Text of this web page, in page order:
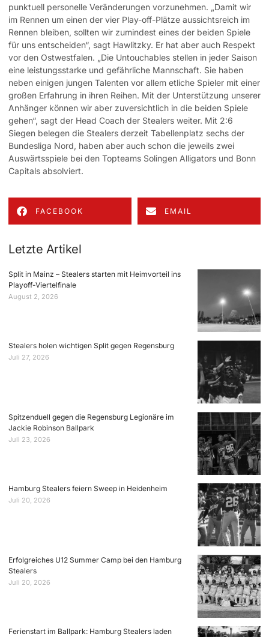
punktuell personelle Veränderungen vorzunehmen. „Damit wir
im Rennen um einen der vier Play-off-Plätze aussichtsreich im
Rennen bleiben, sollten wir zumindest eines der beiden Spiele
für uns entscheiden“, sagt Hawlitzky. Er hat aber auch Respekt
vor den Ostwestfalen. „Die Untouchables stellen in jeder Saison
eine leistungsstarke und gefährliche Mannschaft. Sie haben
neben einigen jungen Talenten vor allem etliche Spieler mit einer
großen Erfahrung in ihren Reihen. Mit der Unterstützung unserer
Anhänger können wir aber zuversichtlich in die beiden Spiele
gehen“, sagt der Head Coach der Stealers weiter. Mit 2:6
Siegen belegen die Stealers derzeit Tabellenplatz sechs der
Bundesliga Nord, haben aber auch schon die jeweils zwei
Auswärtsspiele bei den Topteams Solingen Alligators und Bonn
Capitals absolviert.
FACEBOOK EMAIL
Letzte Artikel
Split in Mainz – Stealers starten mit Heimvorteil ins
Playoff-Viertelfinale
August 2, 2026
Stealers holen wichtigen Split gegen Regensburg
Juli 27, 2026
Spitzenduell gegen die Regensburg Legionäre im
Jackie Robinson Ballpark
Juli 23, 2026
Hamburg Stealers feiern Sweep in Heidenheim
Juli 20, 2026
Erfolgreiches U12 Summer Camp bei den Hamburg
Stealers
Juli 20, 2026
Ferienstart im Ballpark: Hamburg Stealers laden